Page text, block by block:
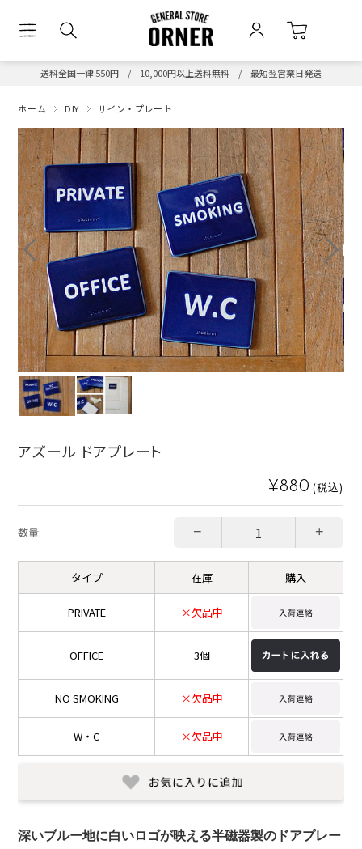
送料全国一律 550円 / 10,000円以上送料無料 / 最短翌営業日発送
ホーム DIY サイン・プレート
アズール ドアプレート
¥880 (税込)
数量: − +
タイプ 在庫 購入
PRIVATE ×欠品中
OFFICE 3個
NO SMOKING ×欠品中
W・C ×欠品中
深いブルー地に白いロゴが映える半磁器製のドアプレー